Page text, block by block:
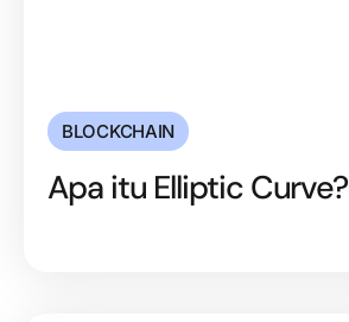
BLOCKCHAIN
Apa itu Elliptic Curve?